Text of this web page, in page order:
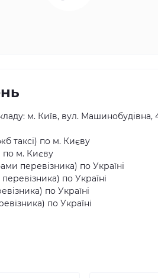
м. Київ, вул.
таксі) по м. Києву
по м. Києву
перевізника) по Україні
по Україні
по Україні
по Україні